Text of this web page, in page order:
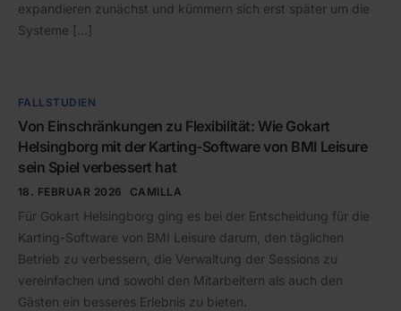
expandieren zunächst und kümmern sich erst später um die
Systeme […]
FALLSTUDIEN
Von Einschränkungen zu Flexibilität: Wie Gokart
Helsingborg mit der Karting-Software von BMI Leisure
sein Spiel verbessert hat
18. FEBRUAR 2026 CAMILLA
Für Gokart Helsingborg ging es bei der Entscheidung für die
Karting-Software von BMI Leisure darum, den täglichen
Betrieb zu verbessern, die Verwaltung der Sessions zu
vereinfachen und sowohl den Mitarbeitern als auch den
Gästen ein besseres Erlebnis zu bieten.